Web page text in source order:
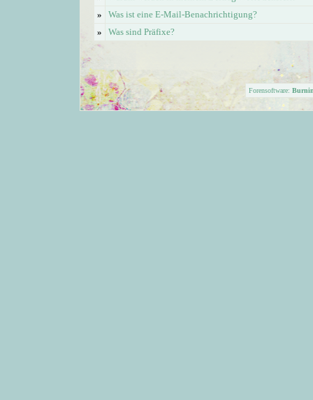
»
Was ist eine E-Mail-Benachrichtigung?
»
Was sind Präfixe?
Forensoftware: